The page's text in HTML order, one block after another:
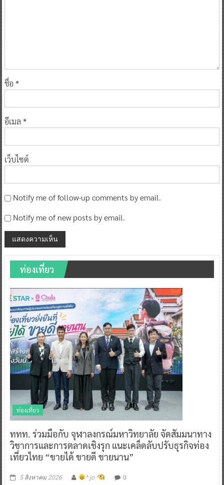
ชื่อ *
อีเมล *
เว็บไซต์
Notify me of follow-up comments by email.
Notify me of new posts by email.
ท่องเที่ยว
ท่องเที่ยว
ททท. ร่วมมือกับ จุฬาลงกรณ์มหาวิทยาลัย จัดสัมมนาทาง
วิชาการและการตลาดเชิงรุก แนะเคล็ดลับปรับธุรกิจท่อง
เที่ยวไทย “ขายได้ ขายดี ขายนาน”
5 สิงหาคม 2026 ^ jo ^ 0